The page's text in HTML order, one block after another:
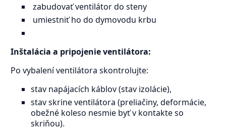
zabudovať ventilátor do steny
umiestniť ho do dymovodu krbu
Inštalácia a pripojenie ventilátora:
Po vybalení ventilátora skontrolujte:
stav napájacích káblov (stav izolácie),
stav skrine ventilátora (preliačiny, deformácie,
obežné koleso nesmie byť v kontakte so
skriňou).